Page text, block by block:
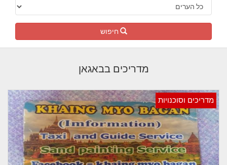
חיפוש
מדריכים בבאגאן
מדריכים וסוכנויות